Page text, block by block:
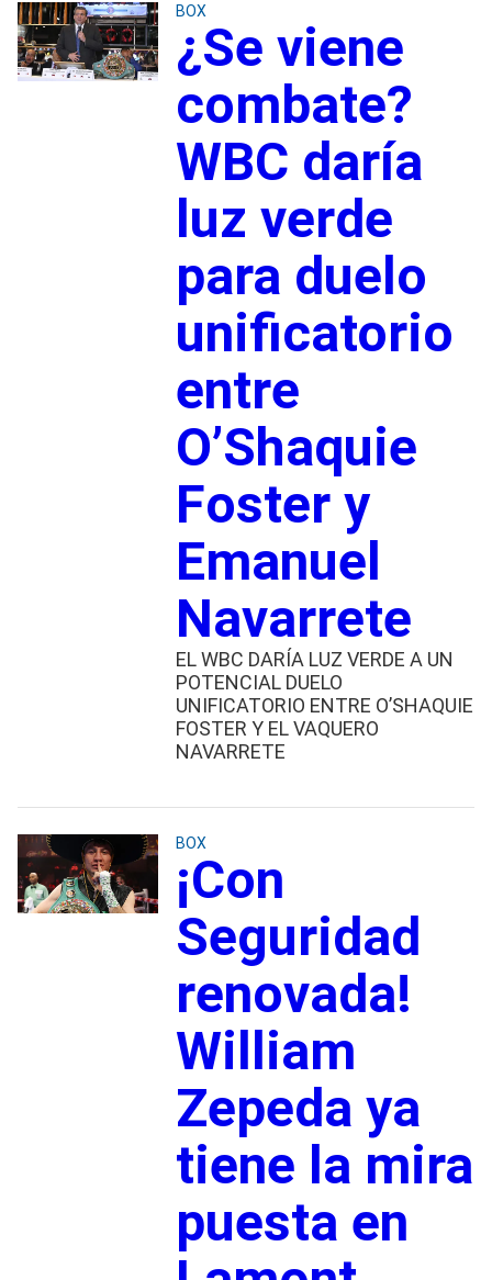
BOX
¿Se viene
combate?
WBC daría
luz verde
para duelo
unificatorio
entre
O’Shaquie
Foster y
Emanuel
Navarrete
EL WBC DARÍA LUZ VERDE A UN
POTENCIAL DUELO
UNIFICATORIO ENTRE O’SHAQUIE
FOSTER Y EL VAQUERO
NAVARRETE
BOX
¡Con
Seguridad
renovada!
William
Zepeda ya
tiene la mira
puesta en